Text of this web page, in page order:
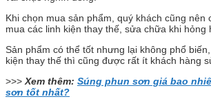
Khi chọn mua sản phẩm, quý khách cũng nên
mua các linh kiện thay thế, sửa chữa khi hỏng
Sản phẩm có thể tốt nhưng lại không phổ
kiện thay thế thì cũng được rất ít khách hàng
>>> Xem thêm: Súng phun sơn giá bao
sơn tốt nhất?